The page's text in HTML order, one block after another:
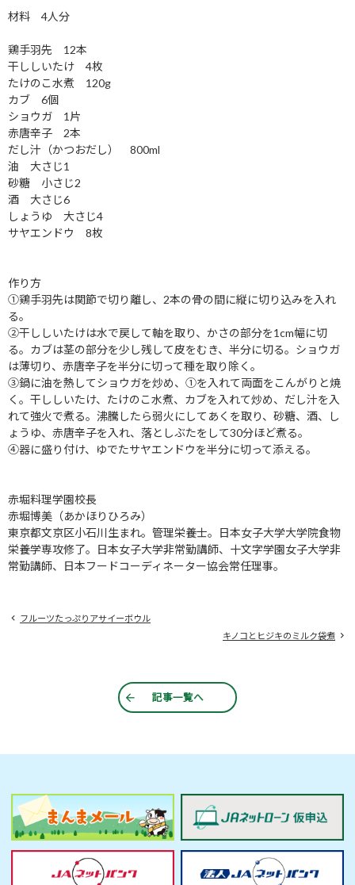
材料 4人分
鶏手羽先 12本
干ししいたけ 4枚
たけのこ水煮 120g
カブ 6個
ショウガ 1片
赤唐辛子 2本
だし汁（かつおだし） 800ml
油 大さじ1
砂糖 小さじ2
酒 大さじ6
しょうゆ 大さじ4
サヤエンドウ 8枚
作り方
①鶏手羽先は関節で切り離し、2本の骨の間に縦に切り込みを入れ
る。
②干ししいたけは水で戻して軸を取り、かさの部分を1cm幅に切
る。カブは茎の部分を少し残して皮をむき、半分に切る。ショウガ
は薄切り、赤唐辛子を半分に切って種を取り除く。
③鍋に油を熱してショウガを炒め、①を入れて両面をこんがりと焼
く。干ししいたけ、たけのこ水煮、カブを入れて炒め、だし汁を入
れて強火で煮る。沸騰したら弱火にしてあくを取り、砂糖、酒、し
ょうゆ、赤唐辛子を入れ、落としぶたをして30分ほど煮る。
④器に盛り付け、ゆでたサヤエンドウを半分に切って添える。
赤堀料理学園校長
赤堀博美（あかほりひろみ）
東京都文京区小石川生まれ。管理栄養士。日本女子大学大学院食物
栄養学専攻修了。日本女子大学非常勤講師、十文字学園女子大学非
常勤講師、日本フードコーディネーター協会常任理事。
フルーツたっぷりアサイーボウル
キノコとヒジキのミルク袋煮
記事一覧へ